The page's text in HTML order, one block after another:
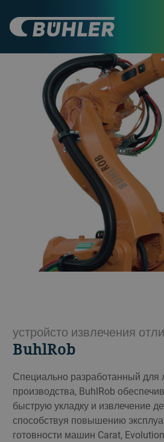
устройсто извлечения
BuhlRob
Специально разработанный для
производства, BuhlRob
быструю укладку и извлечение
способствуя повышению
готовности машин Carat,